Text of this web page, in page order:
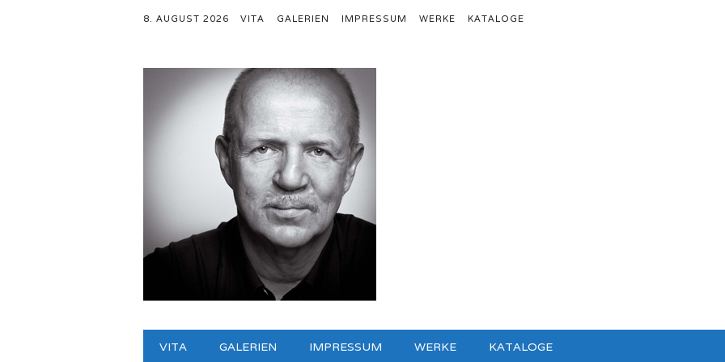
8. AUGUST 2026 VITA GALERIEN IMPRESSUM WERKE KATALOGE
Hauptmenü
VITA GALERIEN IMPRESSUM WERKE KATALOGE